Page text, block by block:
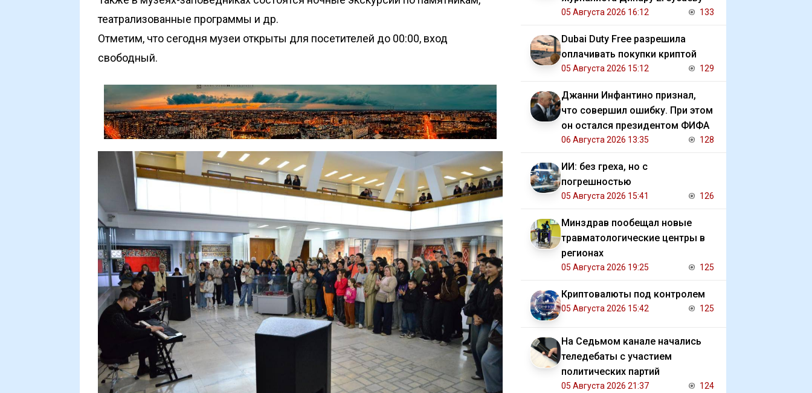
театрализованные программы и др.
Отметим, что сегодня музеи открыты для посетителей до 00:00, вход
свободный.
05 Августа 2026 16:12 133
Dubai Duty Free разрешила
оплачивать покупки криптой
05 Августа 2026 15:12 129
Джанни Инфантино признал,
что совершил ошибку. При этом
он остался президентом ФИФА
06 Августа 2026 13:35 128
ИИ: без греха, но с
погрешностью
05 Августа 2026 15:41 126
Минздрав пообещал новые
травматологические центры в
регионах
05 Августа 2026 19:25 125
Криптовалюты под контролем
05 Августа 2026 15:42 125
На Седьмом канале начались
теледебаты с участием
политических партий
05 Августа 2026 21:37 124